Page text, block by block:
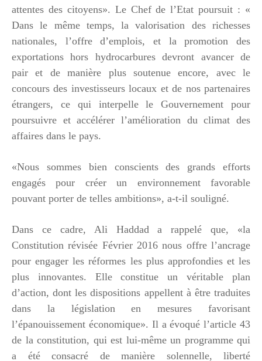
attentes des citoyens». Le Chef de l’Etat poursuit : «
Dans le même temps, la valorisation des richesses
nationales, l’offre d’emplois, et la promotion des
exportations hors hydrocarbures devront avancer de
pair et de manière plus soutenue encore, avec le
concours des investisseurs locaux et de nos partenaires
étrangers, ce qui interpelle le Gouvernement pour
poursuivre et accélérer l’amélioration du climat des
affaires dans le pays.
«Nous sommes bien conscients des grands efforts
engagés pour créer un environnement favorable
pouvant porter de telles ambitions», a-t-il souligné.
Dans ce cadre, Ali Haddad a rappelé que, «la
Constitution révisée Février 2016 nous offre l’ancrage
pour engager les réformes les plus approfondies et les
plus innovantes. Elle constitue un véritable plan
d’action, dont les dispositions appellent à être traduites
dans la législation en mesures favorisant
l’épanouissement économique». Il a évoqué l’article 43
de la constitution, qui est lui-même un programme qui
a été consacré de manière solennelle, liberté